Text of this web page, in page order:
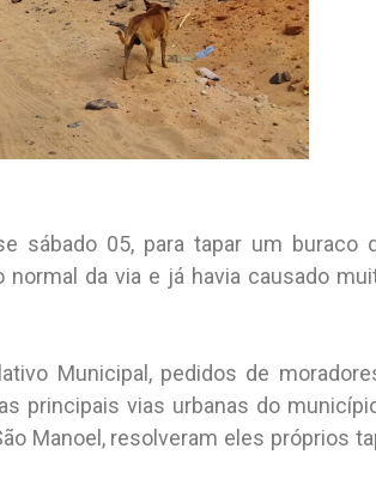
sábado 05, para tapar um buraco
normal da via e já havia causado
Municipal, pedidos de
principais vias urbanas do
Manoel, resolveram eles próprios